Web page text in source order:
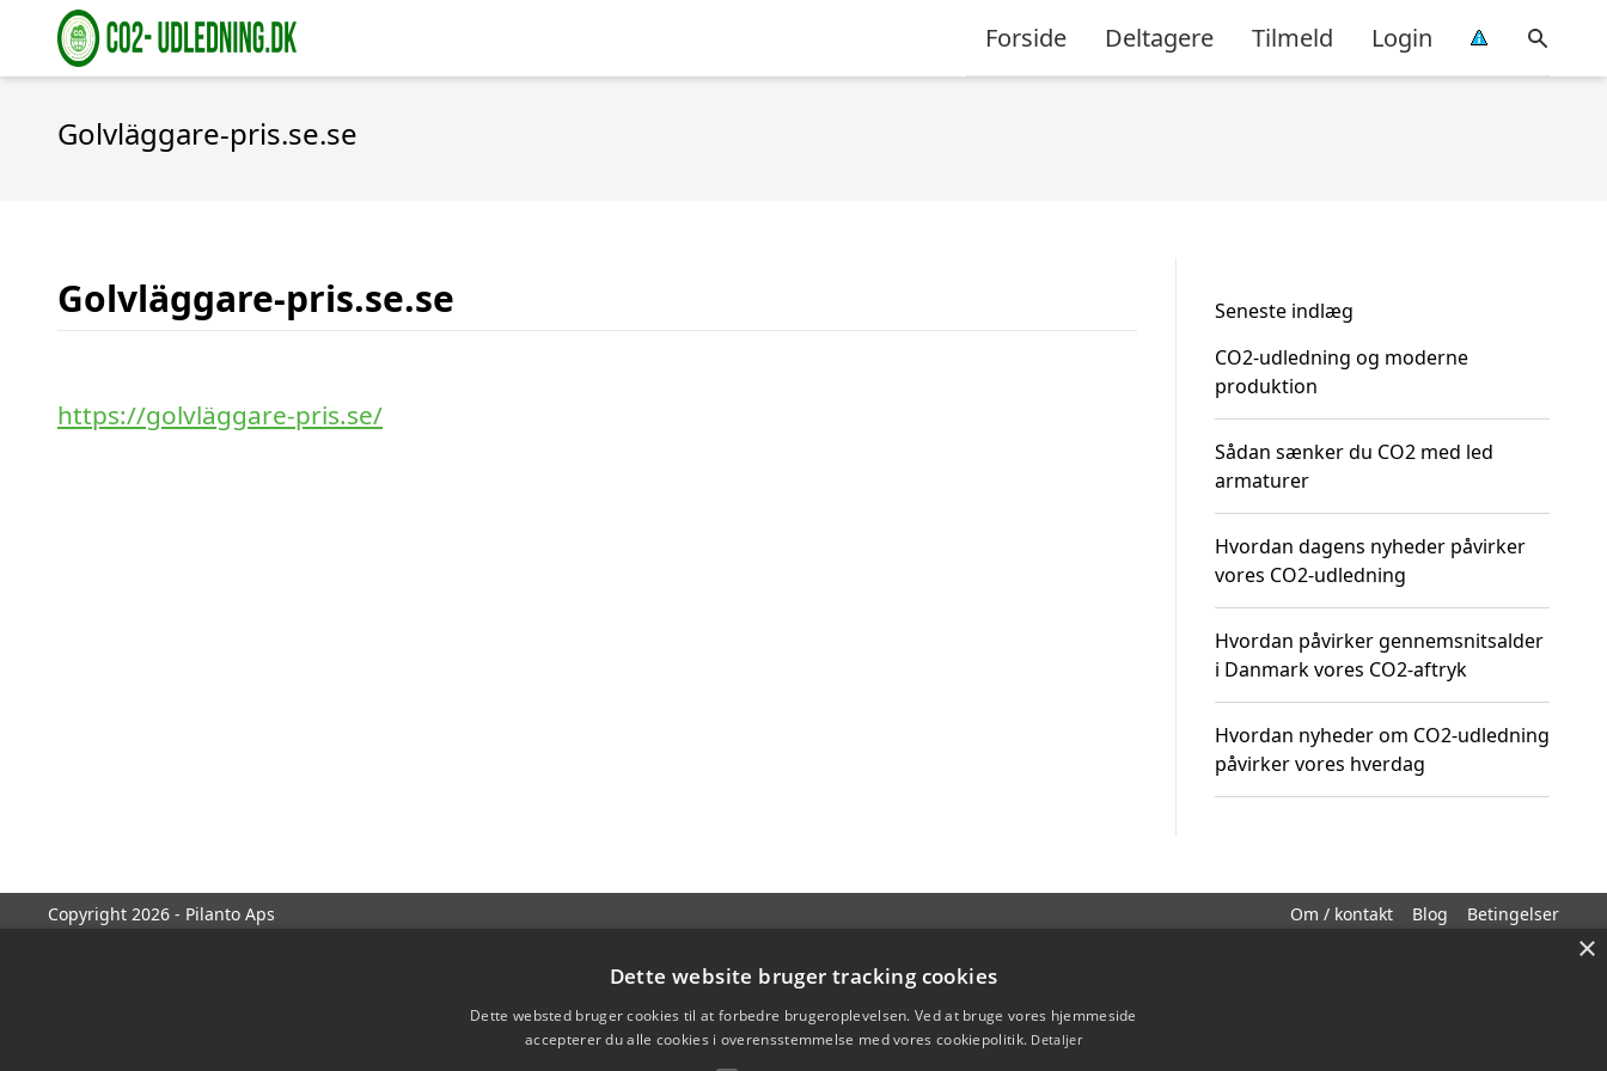
Forside Deltagere Tilmeld Login
Golvläggare-pris.se.se
Golvläggare-pris.se.se
https://golvläggare-pris.se/
Seneste indlæg
CO2-udledning og moderne
produktion
Sådan sænker du CO2 med led
armaturer
Hvordan dagens nyheder påvirker
vores CO2-udledning
Hvordan påvirker gennemsnitsalder
i Danmark vores CO2-aftryk
Hvordan nyheder om CO2-udledning
påvirker vores hverdag
Copyright 2026 - Pilanto Aps Om / kontakt Blog Betingelser
×
Dette website bruger tracking cookies
Dette websted bruger cookies til at forbedre brugeroplevelsen. Ved at bruge vores hjemmeside
accepterer du alle cookies i overensstemmelse med vores cookiepolitik. Detaljer